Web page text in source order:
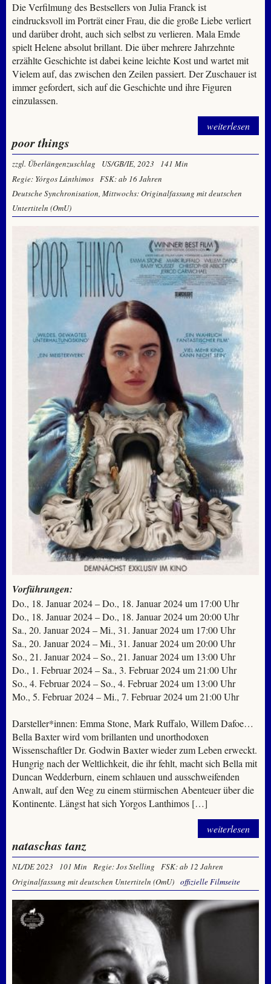
Die Verfilmung des Bestsellers von Julia Franck ist
eindrucksvoll im Porträt einer Frau, die die große Liebe verliert
und darüber droht, auch sich selbst zu verlieren. Mala Emde
spielt Helene absolut brillant. Die über mehrere Jahrzehnte
erzählte Geschichte ist dabei keine leichte Kost und wartet mit
Vielem auf, das zwischen den Zeilen passiert. Der Zuschauer ist
immer gefordert, sich auf die Geschichte und ihre Figuren
einzulassen.
weiterlesen
poor things
zzgl. Überlängenzuschlag US/GB/IE, 2023
141 Min
Regie: Yórgos Lánthimos
FSK: ab 16 Jahren
Deutsche Synchronisation, Mittwochs: Originalfassung mit deutschen
Untertiteln (OmU)
Vorführungen:
Do., 18. Januar 2024 – Do., 18. Januar 2024 um 17:00 Uhr
Do., 18. Januar 2024 – Do., 18. Januar 2024 um 20:00 Uhr
Sa., 20. Januar 2024 – Mi., 31. Januar 2024 um 17:00 Uhr
Sa., 20. Januar 2024 – Mi., 31. Januar 2024 um 20:00 Uhr
So., 21. Januar 2024 – So., 21. Januar 2024 um 13:00 Uhr
Do., 1. Februar 2024 – Sa., 3. Februar 2024 um 21:00 Uhr
So., 4. Februar 2024 – So., 4. Februar 2024 um 13:00 Uhr
Mo., 5. Februar 2024 – Mi., 7. Februar 2024 um 21:00 Uhr
Darsteller*innen: Emma Stone, Mark Ruffalo, Willem Dafoe…
Bella Baxter wird vom brillanten und unorthodoxen
Wissenschaftler Dr. Godwin Baxter wieder zum Leben erweckt.
Hungrig nach der Weltlichkeit, die ihr fehlt, macht sich Bella mit
Duncan Wedderburn, einem schlauen und ausschweifenden
Anwalt, auf den Weg zu einem stürmischen Abenteuer über die
Kontinente. Längst hat sich Yorgos Lanthimos […]
weiterlesen
nataschas tanz
NL/DE 2023 101 Min Regie: Jos Stelling
FSK: ab 12 Jahren
Originalfassung mit deutschen Untertiteln (OmU) offizielle Filmseite